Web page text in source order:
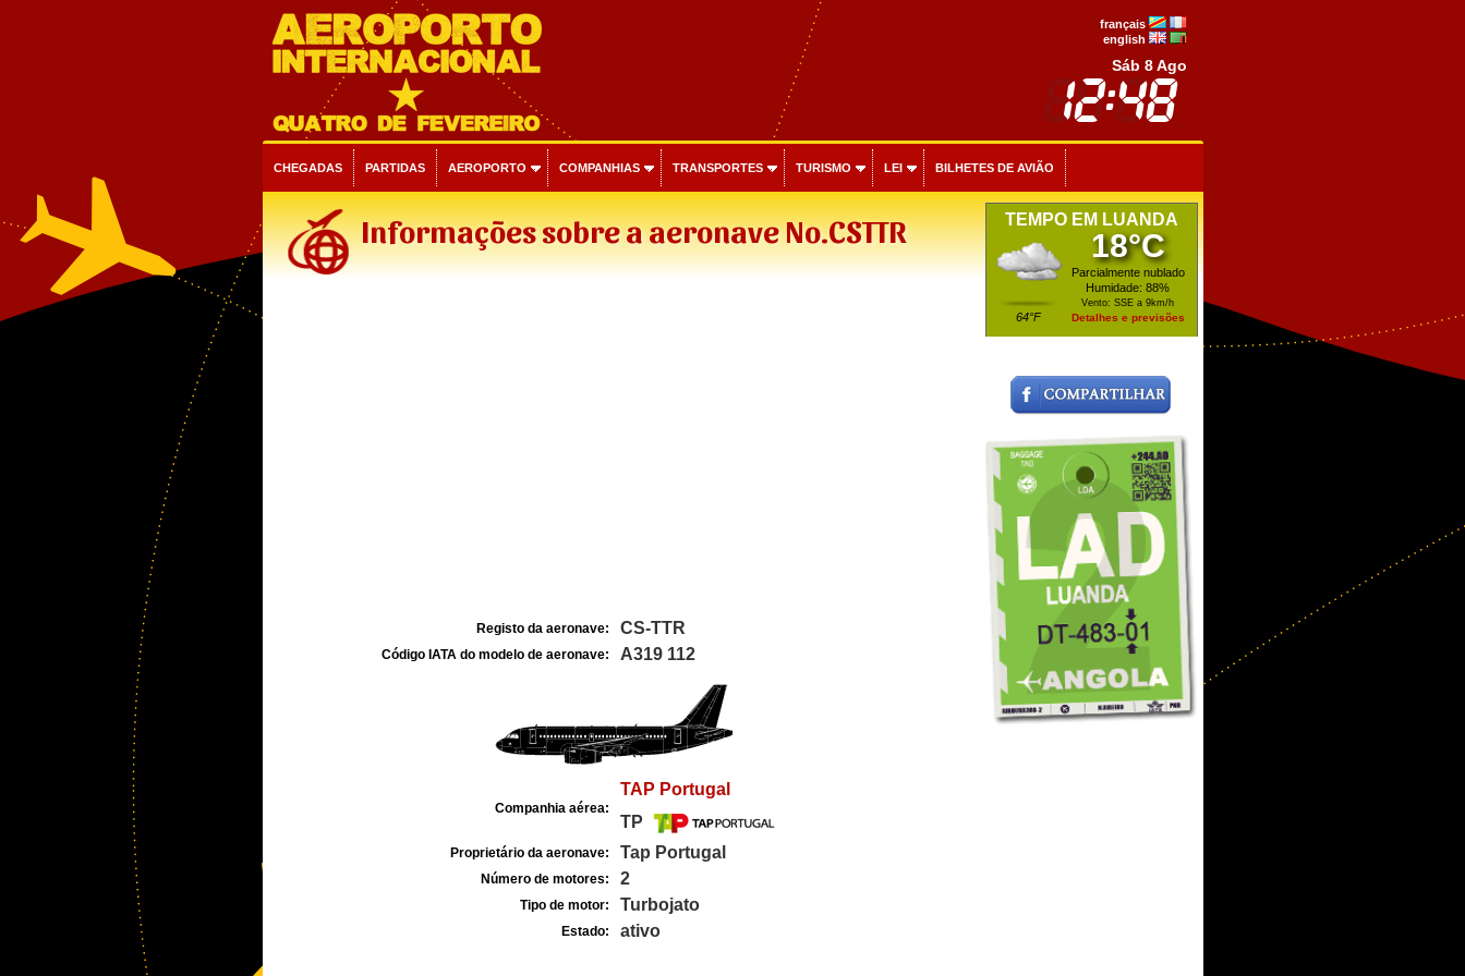
français
english
Sáb 8 Ago
CHEGADAS PARTIDAS AEROPORTO COMPANHIAS TRANSPORTES TURISMO LEI BILHETES DE AVIÃO
Informações sobre a aeronave No.CSTTR
Registo da aeronave: CS-TTR
Código IATA do modelo de aeronave: A319 112
Companhia aérea:
TAP Portugal
TP
Proprietário da aeronave: Tap Portugal
Número de motores: 2
Tipo de motor: Turbojato
Estado: ativo
TEMPO EM LUANDA
64°F
18°C
Parcialmente nublado
Humidade: 88%
Vento: SSE a 9km/h
Detalhes e previsões